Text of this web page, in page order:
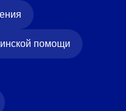
помощи